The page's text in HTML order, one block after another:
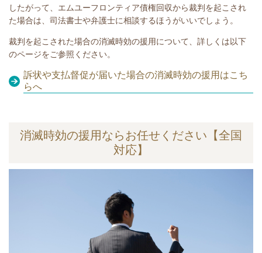
したがって、 エムユーフロンティア債権回収から裁判を起こされ
た場合は、司法書士や弁護士に相談するほうがいいでしょう。
裁判を起こされた場合の消滅時効の援用について、詳しくは以下
のページをご参照ください。
訴状や支払督促が届いた場合の消滅時効の援用はこち
らへ
消滅時効の援用ならお任せください【全国
対応】